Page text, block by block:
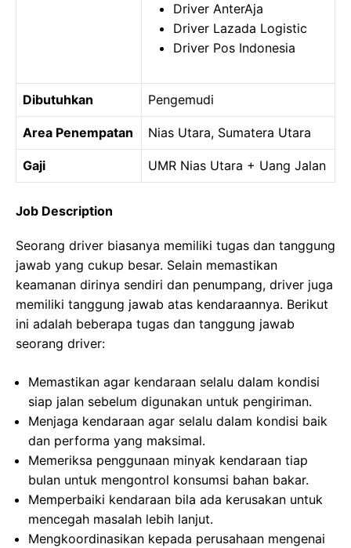
Driver AnterAja
Driver Lazada Logistic
Driver Pos Indonesia
Dibutuhkan Pengemudi
Area Penempatan Nias Utara, Sumatera Utara
Gaji UMR Nias Utara + Uang Jalan
Job Description
Seorang driver biasanya memiliki tugas dan tanggung
jawab yang cukup besar. Selain memastikan
keamanan dirinya sendiri dan penumpang, driver juga
memiliki tanggung jawab atas kendaraannya. Berikut
ini adalah beberapa tugas dan tanggung jawab
seorang driver:
Memastikan agar kendaraan selalu dalam kondisi
siap jalan sebelum digunakan untuk pengiriman.
Menjaga kendaraan agar selalu dalam kondisi baik
dan performa yang maksimal.
Memeriksa penggunaan minyak kendaraan tiap
bulan untuk mengontrol konsumsi bahan bakar.
Memperbaiki kendaraan bila ada kerusakan untuk
mencegah masalah lebih lanjut.
Mengkoordinasikan kepada perusahaan mengenai